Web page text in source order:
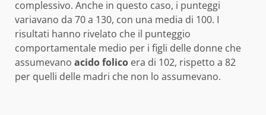
complessivo. Anche in questo caso, i punteggi
variavano da 70 a 130, con una media di 100. I
risultati hanno rivelato che il punteggio
comportamentale medio per i figli delle donne che
assumevano acido folico era di 102, rispetto a 82
per quelli delle madri che non lo assumevano.